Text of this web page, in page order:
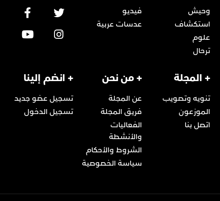
وحيش
استكشاف
علوم
ترحال
فيديو
عدسات عربية
+ المجلة
تنويه وتصويب
الموزعون
اتصل بنا
+ من نحن
عن المجلة
فريق المجلة
الفعاليات
والأنشطة
الشروط والأحكام
سياسة الخصوصية
+ انضم إلينا
تسجيل عضو جديد
تسجيل الدخول